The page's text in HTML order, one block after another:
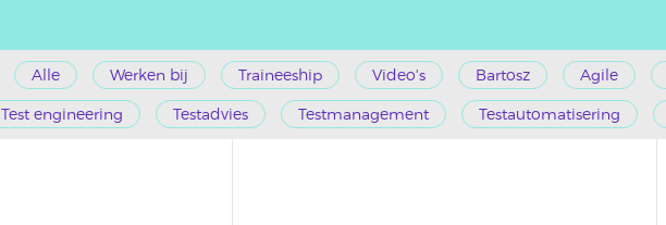
Alle Werken bij Traineeship Video's Bartosz Agile
Test engineering Testadvies Testmanagement Testautomatisering